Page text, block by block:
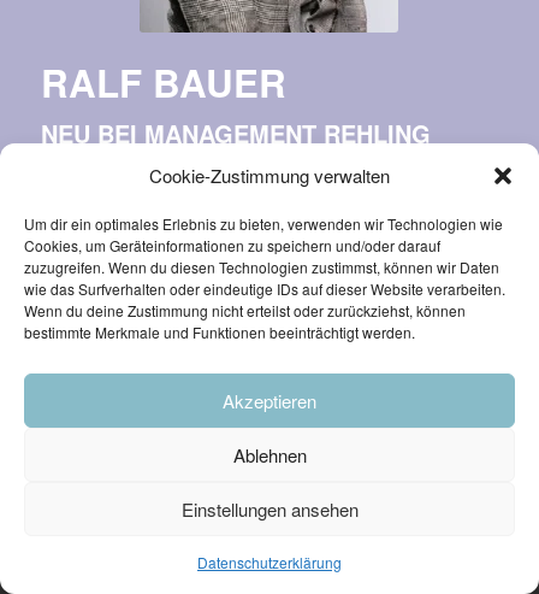
Cookie-Zustimmung verwalten
Um dir ein optimales Erlebnis zu bieten, verwenden wir Technologien wie
Cookies, um Geräteinformationen zu speichern und/oder darauf
zuzugreifen. Wenn du diesen Technologien zustimmst, können wir Daten
wie das Surfverhalten oder eindeutige IDs auf dieser Website verarbeiten.
Wenn du deine Zustimmung nicht erteilst oder zurückziehst, können
bestimmte Merkmale und Funktionen beeinträchtigt werden.
Akzeptieren
Ablehnen
Einstellungen ansehen
Datenschutzerklärung
RALF BAUER
NEU BEI MANAGEMENT REHLING
© Management Rehling 2026